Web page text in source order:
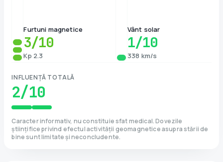
Furtuni magnetice
3/10
Kp 2.3
Vânt solar
1/10
338 km/s
INFLUENȚĂ TOTALĂ
2/10
Caracter informativ, nu constituie sfat medical. Dovezile
științifice privind efectul activității geomagnetice asupra stării de
bine sunt limitate și neconcludente.